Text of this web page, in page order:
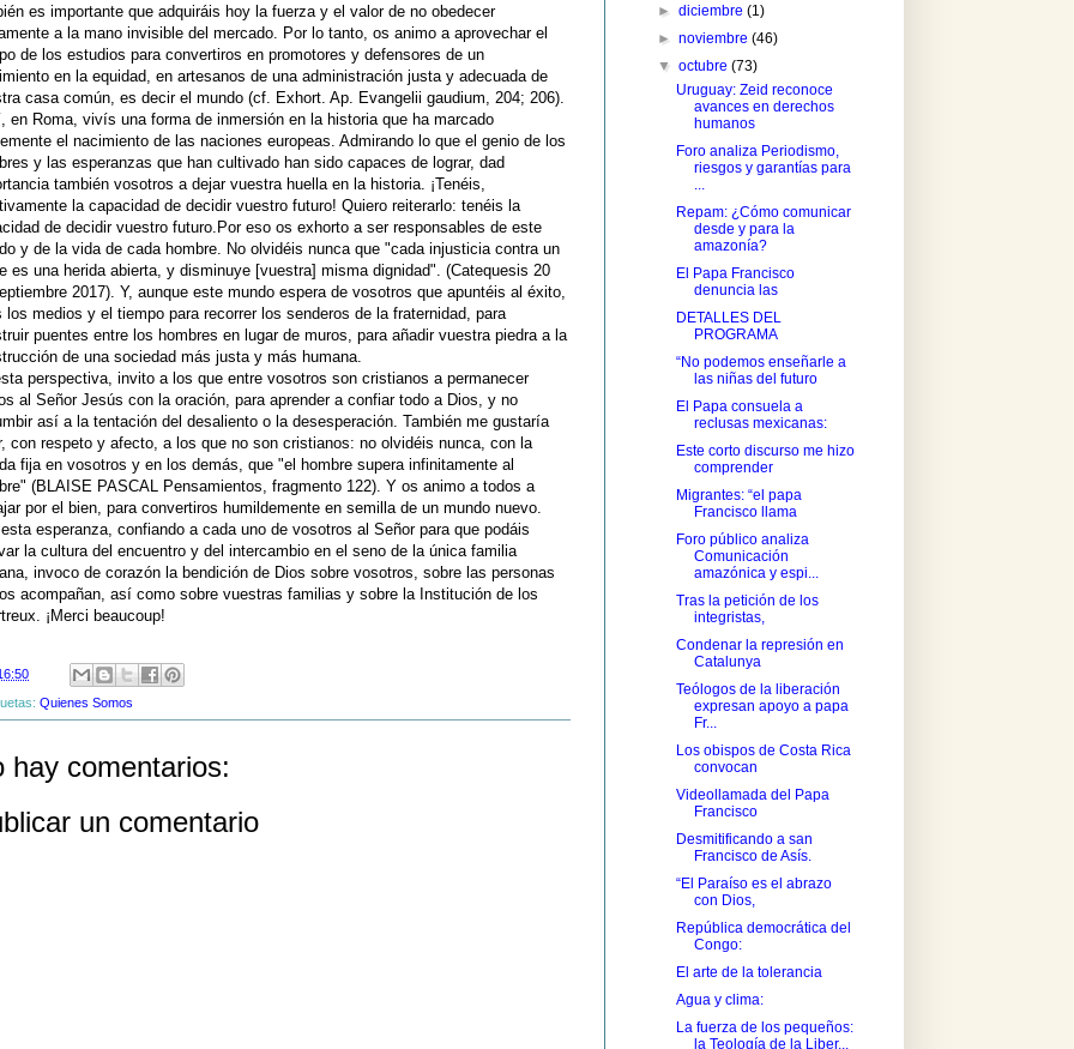
es importante que adquiráis hoy la fuerza y el valor de no obedecer
a la mano invisible del mercado. Por lo tanto, os animo a aprovechar el
de los estudios para convertiros en promotores y defensores de un
en la equidad, en artesanos de una administración justa y adecuada de
casa común, es decir el mundo (cf. Exhort. Ap. Evangelii gaudium, 204; 206).
en Roma, vivís una forma de inmersión en la historia que ha marcado
el nacimiento de las naciones europeas. Admirando lo que el genio de los
y las esperanzas que han cultivado han sido capaces de lograr, dad
también vosotros a dejar vuestra huella en la historia. ¡Tenéis,
la capacidad de decidir vuestro futuro! Quiero reiterarlo: tenéis la
de decidir vuestro futuro.Por eso os exhorto a ser responsables de este
y de la vida de cada hombre. No olvidéis nunca que "cada injusticia contra un
es una herida abierta, y disminuye [vuestra] misma dignidad". (Catequesis 20
2017). Y, aunque este mundo espera de vosotros que apuntéis al éxito,
los medios y el tiempo para recorrer los senderos de la fraternidad, para
puentes entre los hombres en lugar de muros, para añadir vuestra piedra a la
de una sociedad más justa y más humana.
perspectiva, invito a los que entre vosotros son cristianos a permanecer
al Señor Jesús con la oración, para aprender a confiar todo a Dios, y no
así a la tentación del desaliento o la desesperación. También me gustaría
con respeto y afecto, a los que no son cristianos: no olvidéis nunca, con la
fija en vosotros y en los demás, que "el hombre supera infinitamente al
(BLAISE PASCAL Pensamientos, fragmento 122). Y os animo a todos a
por el bien, para convertiros humildemente en semilla de un mundo nuevo.
esperanza, confiando a cada uno de vosotros al Señor para que podáis
la cultura del encuentro y del intercambio en el seno de la única familia
invoco de corazón la bendición de Dios sobre vosotros, sobre las personas
acompañan, así como sobre vuestras familias y sobre la Institución de los
¡Merci beaucoup!
Quienes Somos
hay comentarios:
un comentario
►diciembre(1)
►noviembre(46)
▼octubre(73)
Uruguay: Zeid reconoce
avances en derechos
humanos
Foro analiza Periodismo,
riesgos y garantías para
...
Repam: ¿Cómo comunicar
desde y para la
amazonía?
El Papa Francisco
denuncia las
DETALLES DEL
PROGRAMA
“No podemos enseñarle a
las niñas del futuro
El Papa consuela a
reclusas mexicanas:
Este corto discurso me hizo
comprender
Migrantes: “el papa
Francisco llama
Foro público analiza
Comunicación
amazónica y espi...
Tras la petición de los
integristas,
Condenar la represión en
Catalunya
Teólogos de la liberación
expresan apoyo a papa
Fr...
Los obispos de Costa Rica
convocan
Videollamada del Papa
Francisco
Desmitificando a san
Francisco de Asís.
“El Paraíso es el abrazo
con Dios,
República democrática del
Congo:
El arte de la tolerancia
Agua y clima:
La fuerza de los pequeños:
la Teología de la Liber...